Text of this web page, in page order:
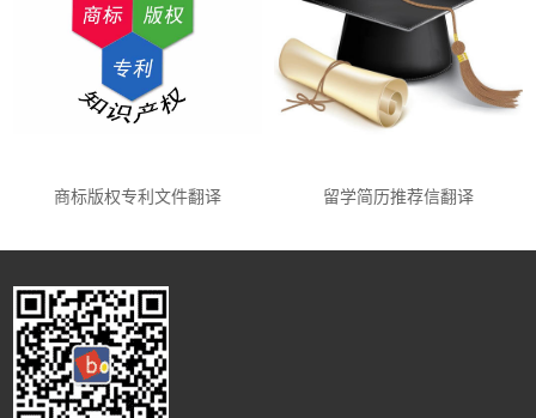
商标版权专利文件翻译 留学简历推荐信翻译